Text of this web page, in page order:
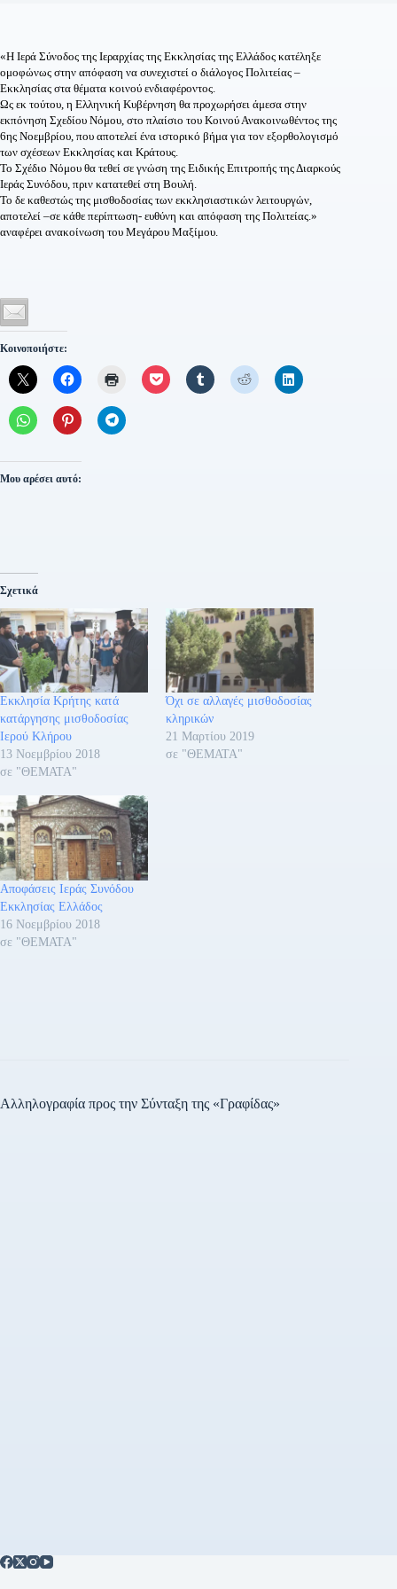
«Η Ιερά Σύνοδος της Ιεραρχίας της Εκκλησίας της Ελλάδος κατέληξε
ομοφώνως στην απόφαση να συνεχιστεί ο διάλογος Πολιτείας –
Εκκλησίας στα θέματα κοινού ενδιαφέροντος.
Ως εκ τούτου, η Ελληνική Κυβέρνηση θα προχωρήσει άμεσα στην
εκπόνηση Σχεδίου Νόμου, στο πλαίσιο του Κοινού Ανακοινωθέντος της
6ης Νοεμβρίου, που αποτελεί ένα ιστορικό βήμα για τον εξορθολογισμό
των σχέσεων Εκκλησίας και Κράτους.
Το Σχέδιο Νόμου θα τεθεί σε γνώση της Ειδικής Επιτροπής της Διαρκούς
Ιεράς Συνόδου, πριν κατατεθεί στη Βουλή.
Το δε καθεστώς της μισθοδοσίας των εκκλησιαστικών λειτουργών,
αποτελεί –σε κάθε περίπτωση- ευθύνη και απόφαση της Πολιτείας.»
αναφέρει ανακοίνωση του Μεγάρου Μαξίμου.
Κοινοποιήστε:
Μου αρέσει αυτό:
Σχετικά
Εκκλησία Κρήτης κατά
κατάργησης μισθοδοσίας
Ιερού Κλήρου
13 Νοεμβρίου 2018
σε "ΘΕΜΑΤΑ"
Όχι σε αλλαγές μισθοδοσίας
κληρικών
21 Μαρτίου 2019
σε "ΘΕΜΑΤΑ"
Αποφάσεις Ιεράς Συνόδου
Εκκλησίας Ελλάδος
16 Νοεμβρίου 2018
σε "ΘΕΜΑΤΑ"
Αλληλογραφία προς την Σύνταξη της «Γραφίδας»